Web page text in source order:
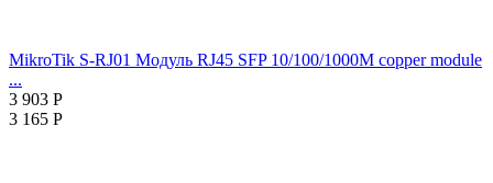
MikroTik S-RJ01 Модуль RJ45 SFP 10/100/1000M copper module
...
3 903 Р
3 165 Р